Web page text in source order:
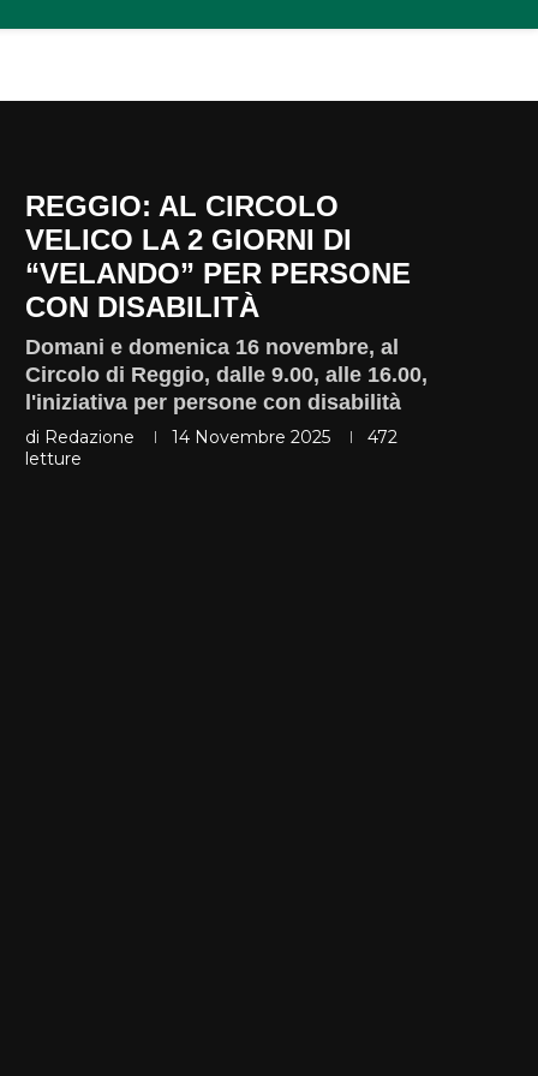
REGGIO: AL CIRCOLO
VELICO LA 2 GIORNI DI
“VELANDO” PER PERSONE
CON DISABILITÀ
Domani e domenica 16 novembre, al
Circolo di Reggio, dalle 9.00, alle 16.00,
l'iniziativa per persone con disabilità
di Redazione 14 Novembre 2025
472
letture